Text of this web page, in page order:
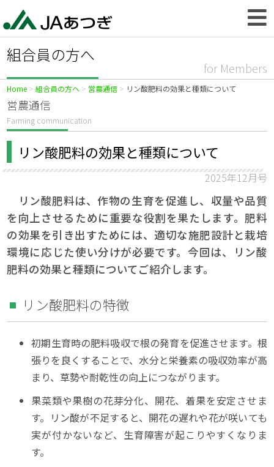
組合員の方へ
for Members
Home 組合員の方へ 営農通信 リン酸肥料の効果と種類について
営農通信
Farming communication
リン酸肥料の効果と種類について
2025年12月号
リン酸肥料は、作物の生育を促進し、収量や品質
を向上させるために重要な役割を果たします。肥料
の効果を引き出すためには、適切な施肥設計と栽培
環境に応じた使い分けが必要です。今回は、リン酸
肥料の効果と種類についてご紹介します。
リン酸肥料の特徴
初期生育時の肥料吸収で根の発育を促進させます。根
張りを良くすることで、水分と栄養素の吸収効率が高
まり、草勢や耐乾性の向上につながります。
果菜類や果樹の花芽分化、開花、着果を安定させま
す。リン酸が不足すると、開花の遅れや花が咲いても
実が付かないなど、生育障害が起こりやすくなりま
す。